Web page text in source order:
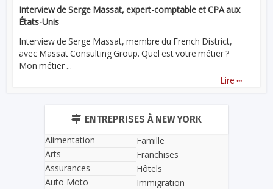
Interview de Serge Massat, expert-comptable et CPA aux
États-Unis
Interview de Serge Massat, membre du French District,
avec Massat Consulting Group. Quel est votre métier ?
Mon métier ...
Lire ...
ENTREPRISES À NEW YORK
Alimentation
Arts
Assurances
Auto Moto
Famille
Franchises
Hôtels
Immigration